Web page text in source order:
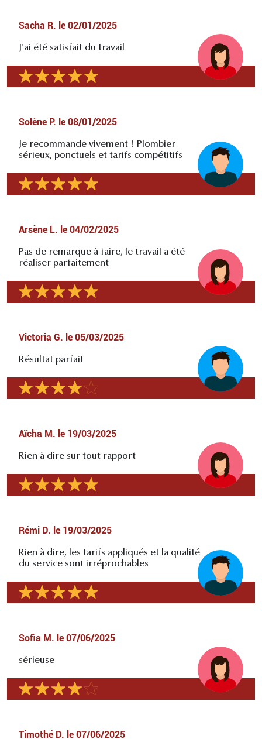
Sacha R. le 02/01/2025
J'ai été satisfait du travail
Solène P. le 08/01/2025
Je recommande vivement ! Plombier
sérieux, ponctuels et tarifs compétitifs
Arsène L. le 04/02/2025
Pas de remarque à faire, le travail a été
réaliser parfaitement
Victoria G. le 05/03/2025
Résultat parfait
Aïcha M. le 19/03/2025
Rien à dire sur tout rapport
Rémi D. le 19/03/2025
Rien à dire, les tarifs appliqués et la qualité
du service sont irréprochables
Sofia M. le 07/06/2025
sérieuse
Timothé D. le 07/06/2025